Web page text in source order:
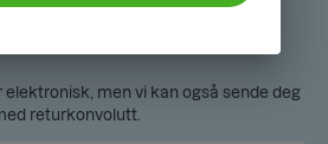
uten ekstra kostnad.
vil redusere de totale
men vi kan også sende deg
returkonvolutt.